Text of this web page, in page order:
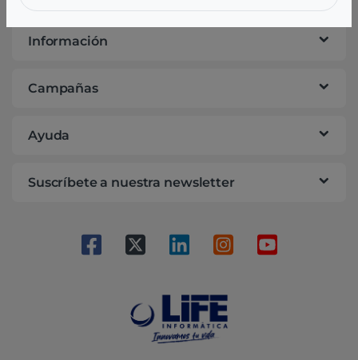
Información
Campañas
Ayuda
Suscríbete a nuestra newsletter